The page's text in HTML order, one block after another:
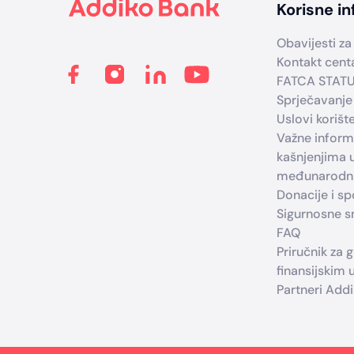
Korisne
Obavijesti
Kontakt
FATCA
Uslovi
Važne
kašnjenjima
Donacije i
Sigurnosne
FAQ
Priručnik za
finansijskim
Partneri